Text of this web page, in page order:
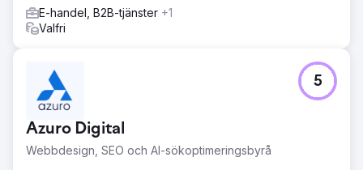
E-handel, B2B-tjänster +1
Valfri
Azuro Digital
Webbdesign, SEO och AI-sökoptimeringsbyrå
5